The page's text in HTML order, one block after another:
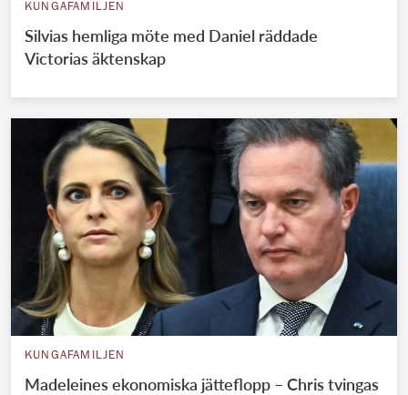
KUNGAFAMILJEN
Silvias hemliga möte med Daniel räddade
Victorias äktenskap
KUNGAFAMILJEN
Madeleines ekonomiska jätteflopp – Chris tvingas